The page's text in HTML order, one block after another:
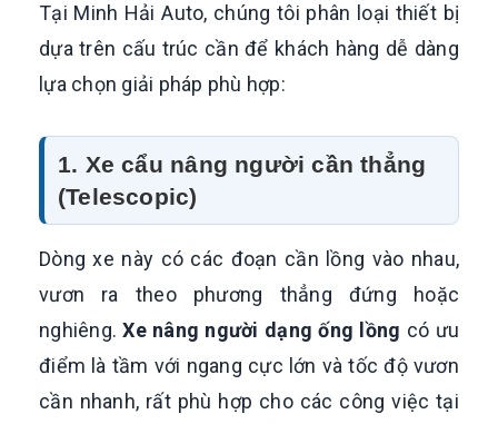
Tại Minh Hải Auto, chúng tôi phân loại thiết bị
dựa trên cấu trúc cần để khách hàng dễ dàng
lựa chọn giải pháp phù hợp:
1. Xe cẩu nâng người cần thẳng
(Telescopic)
Dòng xe này có các đoạn cần lồng vào nhau,
vươn ra theo phương thẳng đứng hoặc
nghiêng.Xe nâng người dạng ống lồng có ưu
điểm là tầm với ngang cực lớn và tốc độ vươn
cần nhanh, rất phù hợp cho các công việc tại